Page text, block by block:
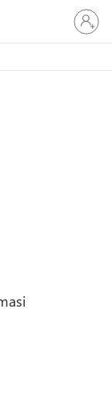
sisään
tilille